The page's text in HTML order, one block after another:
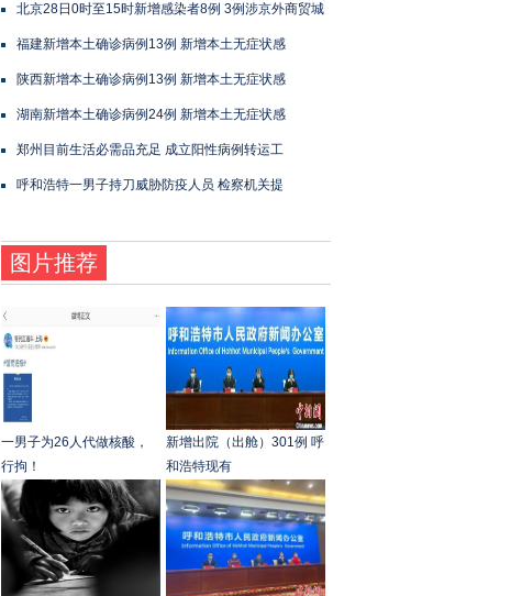
北京28日0时至15时新增感染者8例 3例涉京外商贸城
福建新增本土确诊病例13例 新增本土无症状感
陕西新增本土确诊病例13例 新增本土无症状感
湖南新增本土确诊病例24例 新增本土无症状感
郑州目前生活必需品充足 成立阳性病例转运工
呼和浩特一男子持刀威胁防疫人员 检察机关提
图片推荐
一男子为26人代做核酸，
行拘！
新增出院（出舱）301例 呼
和浩特现有